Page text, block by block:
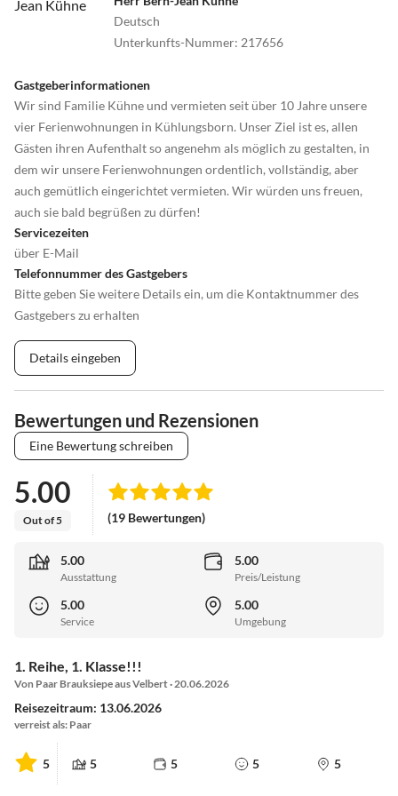
Deutsch
Unterkunfts-Nummer: 217656
Gastgeberinformationen
Wir sind Familie Kühne und vermieten seit über 10 Jahre unsere
vier Ferienwohnungen in Kühlungsborn. Unser Ziel ist es, allen
Gästen ihren Aufenthalt so angenehm als möglich zu gestalten, in
dem wir unsere Ferienwohnungen ordentlich, vollständig, aber
auch gemütlich eingerichtet vermieten. Wir würden uns freuen,
auch sie bald begrüßen zu dürfen!
Servicezeiten
über E-Mail
Telefonnummer des Gastgebers
Bitte geben Sie weitere Details ein, um die Kontaktnummer des
Gastgebers zu erhalten
Details eingeben
Bewertungen und Rezensionen
Eine Bewertung schreiben
5.00
Out of 5 (19 Bewertungen)
5.00
Ausstattung
5.00
Preis/Leistung
5.00
Service
5.00
Umgebung
1. Reihe, 1. Klasse!!!
Von Paar Brauksiepe aus Velbert · 20.06.2026
Reisezeitraum: 13.06.2026
verreist als: Paar
5 5 5 5 5